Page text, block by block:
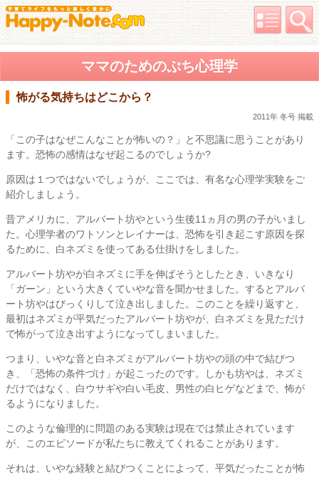
ママのためのぷち心理学
怖がる気持ちはどこから？
2011年 冬号 掲載
「この子はなぜこんなことが怖いの？」と不思議に思うことがあり
ます。恐怖の感情はなぜ起こるのでしょうか?
原因は１つではないでしょうが、ここでは、有名な心理学実験をご
紹介しましょう。
昔アメリカに、アルバート坊やという生後11ヵ月の男の子がいまし
た。心理学者のワトソンとレイナーは、恐怖を引き起こす原因を探
るために、白ネズミを使ってある仕掛けをしました。
アルバート坊やが白ネズミに手を伸ばそうとしたとき、いきなり
「ガーン」という大きくていやな音を聞かせました。するとアルバ
ート坊やはびっくりして泣き出しました。このことを繰り返すと、
最初はネズミが平気だったアルバート坊やが、白ネズミを見ただけ
で怖がって泣き出すようになってしまいました。
つまり、いやな音と白ネズミがアルバート坊やの頭の中で結びつ
き、「恐怖の条件づけ」が起こったのです。しかも坊やは、ネズミ
だけではなく、白ウサギや白い毛皮、男性の白ヒゲなどまで、怖が
るようになりました。
このような倫理的に問題のある実験は現在では禁止されています
が、このエピソードが私たちに教えてくれることがあります。
それは、いやな経験と結びつくことによって、平気だったことが怖